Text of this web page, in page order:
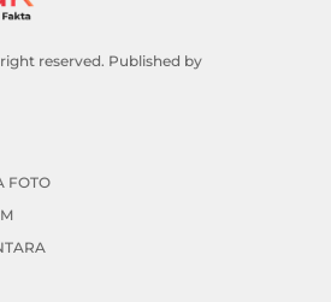
reserved. Published by
FOTO